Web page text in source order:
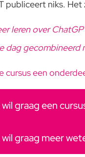
publiceert niks. Het
leren over
dag gecombineerd
cursus een
graag een
wil graag meer